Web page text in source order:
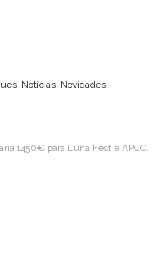
Notícias, Novidades
1450€ para Luna Fest e APCC.